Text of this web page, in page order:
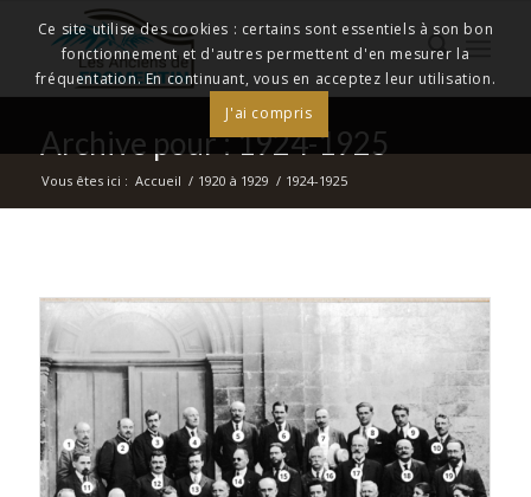
Archive pour : 1924-1925
Vous êtes ici : Accueil / 1920 à 1929 / 1924-1925
Ce site utilise des cookies : certains sont essentiels à son bon
fonctionnement et d'autres permettent d'en mesurer la
fréquentation. En continuant, vous en acceptez leur utilisation.
J'ai compris